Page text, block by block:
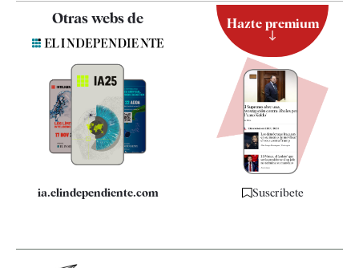
Contacto
Quiénes somos
Especificaciones
Otras webs de
ia.elindependiente.com
Hazte premium
Suscríbete